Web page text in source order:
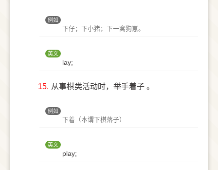
例如
下仔；下小猪；下一窝狗崽。
英文
lay;
15. 从事棋类活动时，举手着子 。
例如
下着（本谓下棋落子）
英文
play;